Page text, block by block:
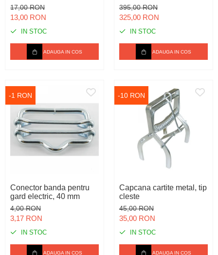
scroafe
17,00 RON
13,00 RON
IN STOC
ADAUGA IN COS
cm
395,00 RON
325,00 RON
IN STOC
ADAUGA IN COS
-1 RON
Conector banda pentru
gard electric, 40 mm
4,00 RON
3,17 RON
IN STOC
ADAUGA IN COS
-10 RON
Capcana cartite metal, tip
cleste
45,00 RON
35,00 RON
IN STOC
ADAUGA IN COS